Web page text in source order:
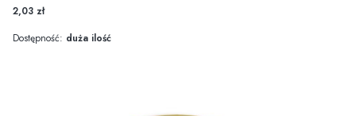
2,03 zł
Dostępność: duża ilość